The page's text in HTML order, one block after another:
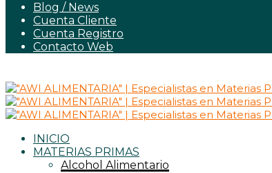
Blog / News
Cuenta Cliente
Cuenta Registro
Contacto Web
INICIO
MATERIAS PRIMAS
Alcohol Alimentario